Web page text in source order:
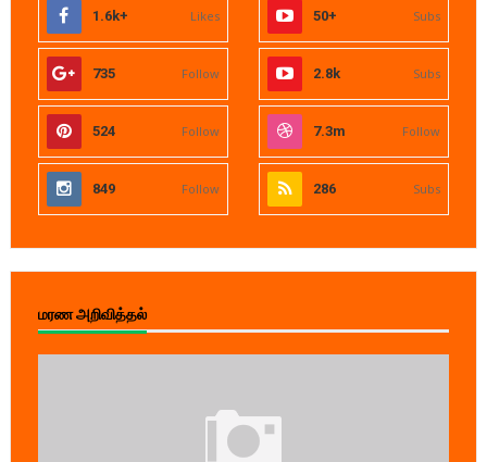
1.6k+ Likes 50+ Subs
735 Follow 2.8k Subs
524 Follow 7.3m Follow
849 Follow 286 Subs
மரண அறிவித்தல்